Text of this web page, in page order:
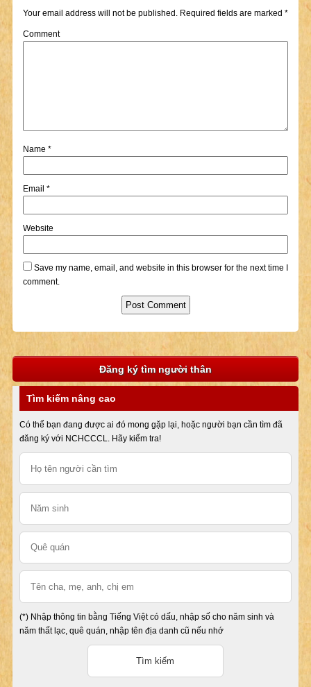
Your email address will not be published.Required fields are marked *
Comment
Name *
Email *
Website
Save my name, email, and website in this browser for the next time I
comment.
Đăng ký tìm người thân
Tìm kiếm nâng cao
Có thể bạn đang được ai đó mong gặp lại, hoặc người bạn cần tìm đã
đăng ký với NCHCCCL. Hãy kiểm tra!
(*) Nhập thông tin bằng Tiếng Việt có dấu, nhập số cho năm sinh và
năm thất lạc, quê quán, nhập tên địa danh cũ nếu nhớ